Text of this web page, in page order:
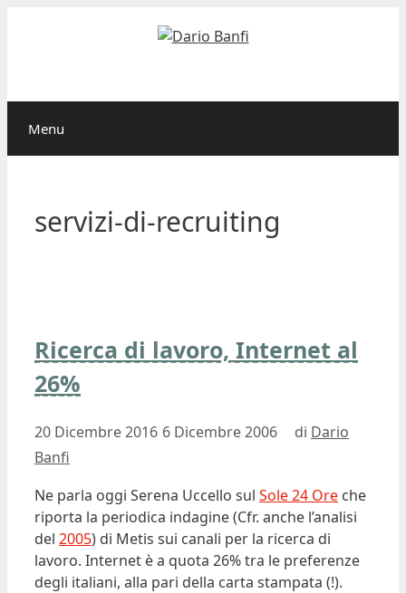
Menu
servizi-di-recruiting
Ricerca di lavoro, Internet al
26%
20 Dicembre 2016 6 Dicembre 2006 di Dario
Banfi
Ne parla oggi Serena Uccello sul Sole 24 Ore che
riporta la periodica indagine (Cfr. anche l’analisi
del 2005) di Metis sui canali per la ricerca di
lavoro. Internet è a quota 26% tra le preferenze
degli italiani, alla pari della carta stampata (!).